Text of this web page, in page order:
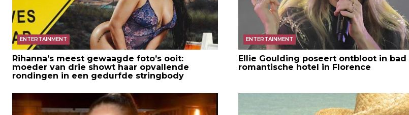
ENTERTAINMENT
Rihanna’s meest gewaagde foto’s ooit:
moeder van drie showt haar opvallende
rondingen in een gedurfde stringbody
ENTERTAINMENT
Ellie Goulding poseert ontbloot in bad
romantische hotel in Florence